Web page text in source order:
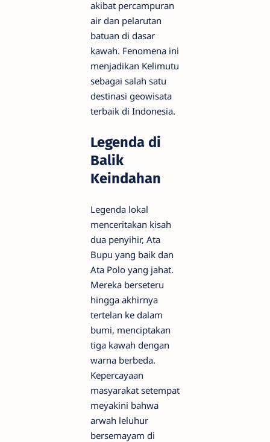
akibat percampuran
air dan pelarutan
batuan di dasar
kawah. Fenomena ini
menjadikan Kelimutu
sebagai salah satu
destinasi geowisata
terbaik di Indonesia.
Legenda di
Balik
Keindahan
Legenda lokal
menceritakan kisah
dua penyihir, Ata
Bupu yang baik dan
Ata Polo yang jahat.
Mereka berseteru
hingga akhirnya
tertelan ke dalam
bumi, menciptakan
tiga kawah dengan
warna berbeda.
Kepercayaan
masyarakat setempat
meyakini bahwa
arwah leluhur
bersemayam di